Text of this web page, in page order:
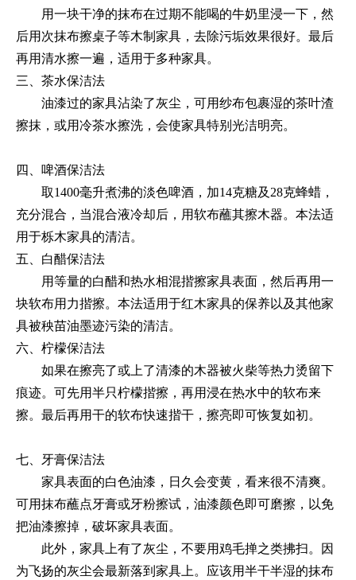
用一块干净的抹布在过期不能喝的牛奶里浸一下，然
后用次抹布擦桌子等木制家具，去除污垢效果很好。最后
再用清水擦一遍，适用于多种家具。
三、茶水保洁法
油漆过的家具沾染了灰尘，可用纱布包裹湿的茶叶渣
擦抹，或用冷茶水擦洗，会使家具特别光洁明亮。
四、啤酒保洁法
取1400毫升煮沸的淡色啤酒，加14克糖及28克蜂蜡，
充分混合，当混合液冷却后，用软布蘸其擦木器。本法适
用于栎木家具的清洁。
五、白醋保洁法
用等量的白醋和热水相混揩擦家具表面，然后再用一
块软布用力揩擦。本法适用于红木家具的保养以及其他家
具被秧苗油墨迹污染的清洁。
六、柠檬保洁法
如果在擦亮了或上了清漆的木器被火柴等热力烫留下
痕迹。可先用半只柠檬揩擦，再用浸在热水中的软布来
擦。最后再用干的软布快速揩干，擦亮即可恢复如初。
七、牙膏保洁法
家具表面的白色油漆，日久会变黄，看来很不清爽。
可用抹布蘸点牙膏或牙粉擦试，油漆颜色即可磨擦，以免
把油漆擦掉，破坏家具表面。
此外，家具上有了灰尘，不要用鸡毛掸之类拂扫。因
为飞扬的灰尘会最新落到家具上。应该用半干半湿的抹布